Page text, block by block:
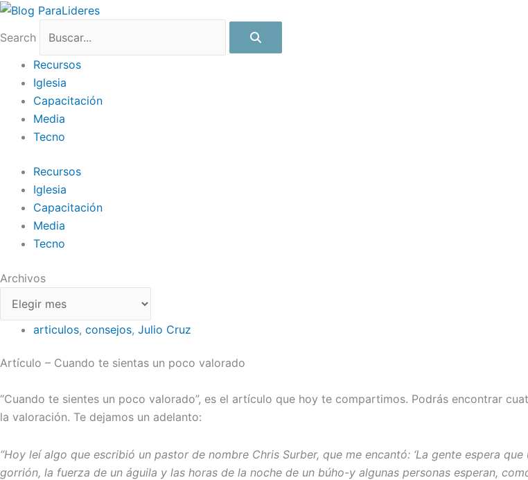
Ir
contenido
Search
Recursos
Iglesia
Capacitación
Media
Tecno
Recursos
Iglesia
Capacitación
Media
Tecno
Archivos
Archivos
articulos, consejos, Julio Cruz
Artículo – Cuando te sientas un poco valorado
“Cuando te sientes un poco valorado”, es el artículo que hoy te compartimos. Podrás encontrar
la valoración. Te dejamos un adelanto:
“Hoy leí algo que escribió un pastor de nombre Chris Surber, que me encantó: ‘La gente espera
gorrión, la fuerza de un águila y las horas de la noche de un búho-y algunas personas esperan,